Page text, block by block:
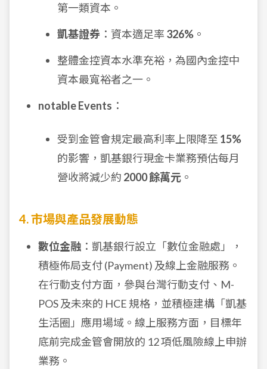
第一類資本。
凱基證券 ：資本適足率 326% 。
整體金控資本水準充裕，為國內金控中
資本最寬裕者之一。
notable Events ：
受到金管會規定最高利率上限降至 15%
的影響，凱基銀行現金卡業務預估每月
營收將減少約 2000 餘萬元 。
4. 市場與產品發展動態
數位金融 ：凱基銀行設立「數位金融處」，
積極佈局支付 (Payment) 及線上金融服務。
在行動支付方面，參與台灣行動支付、M-
POS 及未來的 HCE 規格，並積極建構「凱基
生活圈」應用場域。線上服務方面，目標年
底前完成金管會開放的 12 項低風險線上申辦
業務。